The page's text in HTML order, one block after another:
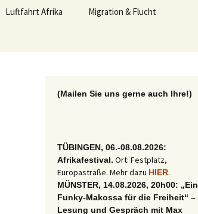
Luftfahrt Afrika Migration & Flucht
(Mailen Sie uns gerne auch Ihre!)
TÜBINGEN, 06.-08.08.2026:
Afrikafestival. Ort: Festplatz,
Europastraße. Mehr dazu HIER.
MÜNSTER, 14.08.2026, 20h00: „Ein
Funky-Makossa für die Freiheit“ –
Lesung und Gespräch mit Max